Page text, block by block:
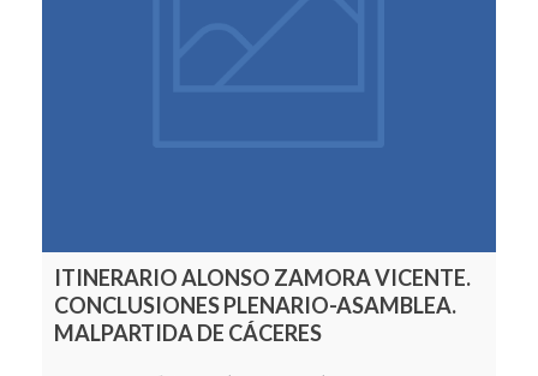
ITINERARIO ALONSO ZAMORA VICENTE.
CONCLUSIONES PLENARIO-ASAMBLEA.
MALPARTIDA DE CÁCERES